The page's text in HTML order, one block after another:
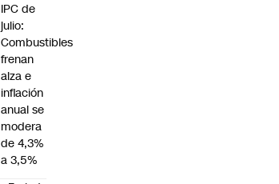
IPC de
julio:
Combustibles
frenan
alza e
inflación
anual se
modera
de 4,3%
a 3,5%